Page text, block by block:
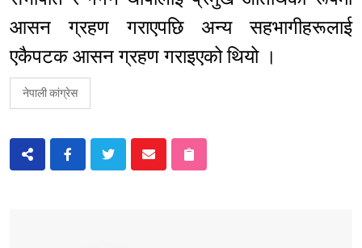
आसन ग्रहण गराएपछि अन्य सहभागीहरूलाई
एकैपटक आसन ग्रहण गराइएको थियो ।
नेपाली कांग्रेस